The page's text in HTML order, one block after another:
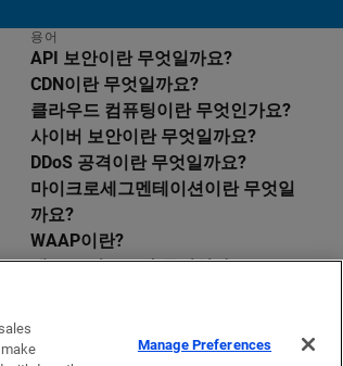
용어
API 보안이란 무엇일까요?
CDN이란 무엇일까요?
클라우드 컴퓨팅이란 무엇인가요?
사이버 보안이란 무엇일까요?
DDoS 공격이란 무엇일까요?
마이크로세그멘테이션이란 무엇일
까요?
WAAP이란?
제로 트러스트란 무엇일까요?
Manage Preferences